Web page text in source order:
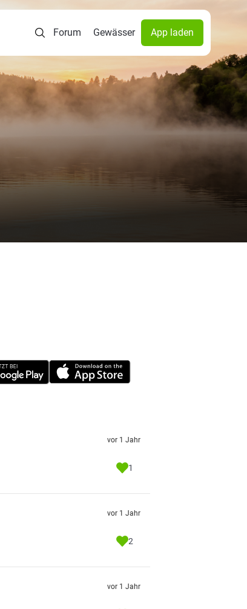
Forum Gewässer App laden
vor 1 Jahr
1
vor 1 Jahr
2
vor 1 Jahr